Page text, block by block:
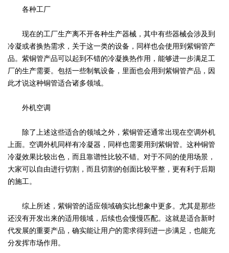
各种工厂
现在的工厂生产离不开各种生产器械，其中有些器械会涉及到
冷凝或者换热需求，关于这一类的设备，同样也会使用到紫铜管产
品。紫铜管产品可以起到不错的冷凝换热作用，能够进一步满足工
厂的生产需要。包括一些制氧设备，里面也会用到紫铜管产品，因
此才说这种铜管适合诸多领域。
外机空调
除了上述这些适合的领域之外，紫铜管还通常出现在空调外机
上面。空调外机同样有冷凝器，同样也需要用到紫铜管。这种铜管
冷凝效果比较出色，而且靠谱性比较不错。对于不同的使用场景，
大家可以自由进行切割，而且切割的创面比较平整，更有利于后期
的施工。
综上所述，紫铜管的适应领域确实比想象中更多。尤其是那些
还没有开发出来的适用领域，后续也会慢慢匹配。这就是适合新时
代发展的重要产品，确实能让用户的需求得到进一步满足，也能充
分发挥市场作用。